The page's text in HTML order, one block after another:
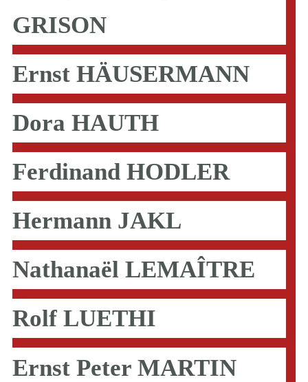
GRISON
Ernst HÄUSERMANN
Dora HAUTH
Ferdinand HODLER
Hermann JAKL
Nathanaël LEMAÎTRE
Rolf LUETHI
Ernst Peter MARTIN